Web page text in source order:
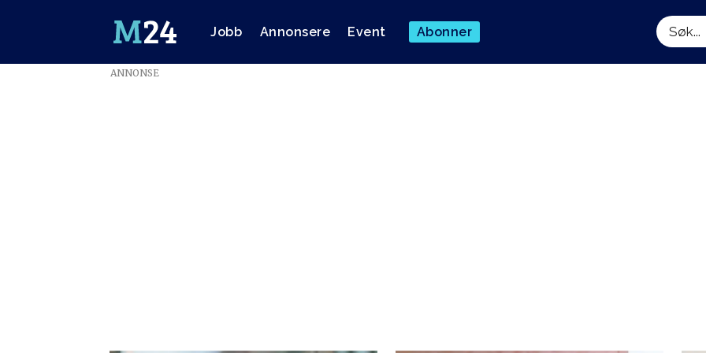
Jobb Annonsere Event Abonner
Søk
Emne:ANNONSE